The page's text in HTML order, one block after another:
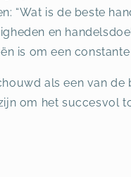
“Wat is de beste
en
is om een
als een van de
om het succesvol